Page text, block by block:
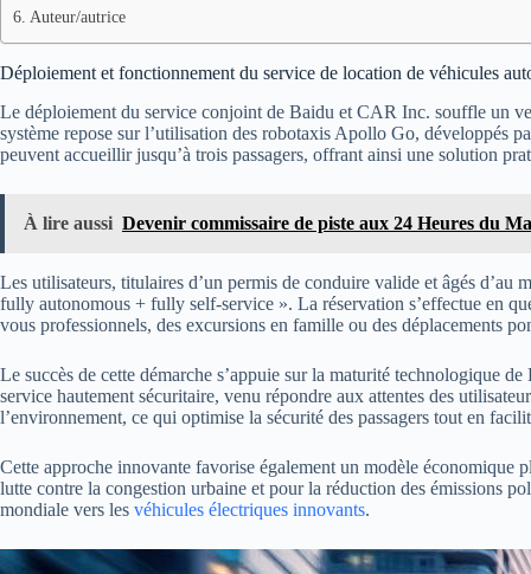
Auteur/autrice
Déploiement et fonctionnement du service de location de véhicules
Le déploiement du service conjoint de Baidu et CAR Inc. souffle un
système repose sur l’utilisation des robotaxis Apollo Go, développés
peuvent accueillir jusqu’à trois passagers, offrant ainsi une solution
À lire aussi Devenir commissaire de piste aux 24 Heures du
Les utilisateurs, titulaires d’un permis de conduire valide et âgés
fully autonomous + fully self-service ». La réservation s’effectue en
vous professionnels, des excursions en famille ou des déplacements
Le succès de cette démarche s’appuie sur la maturité technologique
service hautement sécuritaire, venu répondre aux attentes des
l’environnement, ce qui optimise la sécurité des passagers tout en
Cette approche innovante favorise également un modèle
lutte contre la congestion urbaine et pour la réduction des émissions
mondiale vers les véhicules électriques innovants.